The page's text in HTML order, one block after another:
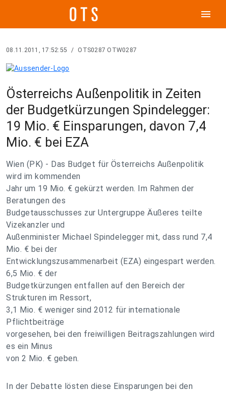
menu
08.11.2011, 17:52:55 / OTS0287 OTW0287
Österreichs Außenpolitik in Zeiten
der Budgetkürzungen Spindelegger:
19 Mio. € Einsparungen, davon 7,4
Mio. € bei EZA
Wien (PK) - Das Budget für Österreichs Außenpolitik
wird im kommenden
Jahr um 19 Mio. € gekürzt werden. Im Rahmen der
Beratungen des
Budgetausschusses zur Untergruppe Äußeres teilte
Vizekanzler und
Außenminister Michael Spindelegger mit, dass rund 7,4
Mio. € bei der
Entwicklungszusammenarbeit (EZA) eingespart werden.
6,5 Mio. € der
Budgetkürzungen entfallen auf den Bereich der
Strukturen im Ressort,
3,1 Mio. € weniger sind 2012 für internationale
Pflichtbeiträge
vorgesehen, bei den freiwilligen Beitragszahlungen wird
es ein Minus
von 2 Mio. € geben.
In der Debatte lösten diese Einsparungen bei den